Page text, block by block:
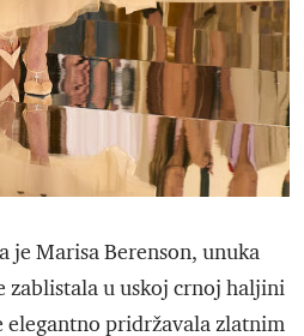
je Marisa Berenson, unuka
zablistala u uskoj crnoj haljini
elegantno pridržavala zlatnim